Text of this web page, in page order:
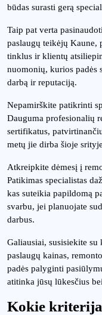
būdas surasti gerą
Taip pat verta
paslaugų teikėjų Kaune,
tinklus ir klientų
nuomonių, kurios padės
darbą ir reputaciją.
Nepamirškite patikrinti
Dauguma profesionalių
sertifikatus,
metų jie dirba šioje
Atkreipkite dėmesį į
Patikimas specialistas
kas suteikia papildomą
svarbu, jei planuojate
darbus.
Galiausiai, susisiekite su
paslaugų kainas,
padės palyginti
atitinka jūsų lūkesčius
Kokie